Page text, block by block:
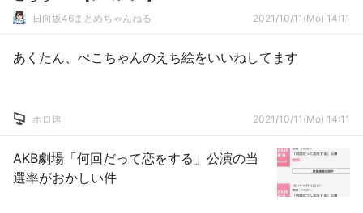
日向坂46まとめちゃんねる 2021/10/11(Mo) 14:11
あくたん、ぺこちゃんのえち絵をいいねしてます
ホロ速 2021/10/11(Mo) 14:11
AKB劇場「何回だって恋をする」公演の当
選率がおかしい件